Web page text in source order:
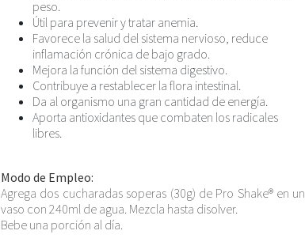
peso.
Útil para prevenir y tratar anemia.
Favorece la salud del sistema nervioso, reduce
inflamación crónica de bajo grado.
Mejora la función del sistema digestivo.
Contribuye a restablecer la flora intestinal.
Da al organismo una gran cantidad de energía.
Aporta antioxidantes que combaten los radicales
libres.
Modo de Empleo:
Agrega dos cucharadas soperas (30g) de Pro Shake® en un
vaso con 240ml de agua. Mezcla hasta disolver.
Bebe una porción al día.